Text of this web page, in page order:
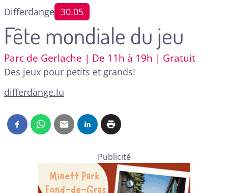
Differdange 30.05
Fête mondiale du jeu
Parc de Gerlache | De 11h à 19h | Gratuit
Des jeux pour petits et grands!
differdange.lu
Publicité